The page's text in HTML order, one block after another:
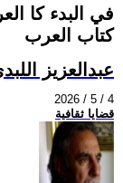
في البدء كا
كتاب العرب
عبدالعزيز
2026 / 5 / 4
قضايا ثقافية